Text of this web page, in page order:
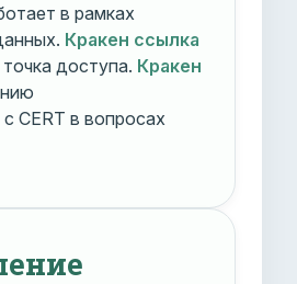
в рамках
Кракен ссылка
доступа. Кракен
CERT в вопросах